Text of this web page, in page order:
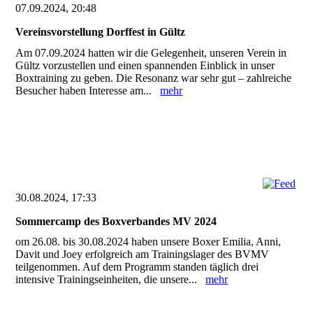
07.09.2024, 20:48
Vereinsvorstellung Dorffest in Gültz
Am 07.09.2024 hatten wir die Gelegenheit, unseren Verein in
Gültz vorzustellen und einen spannenden Einblick in unser
Boxtraining zu geben. Die Resonanz war sehr gut – zahlreiche
Besucher haben Interesse am...mehr
30.08.2024, 17:33
Sommercamp des Boxverbandes MV 2024
om 26.08. bis 30.08.2024 haben unsere Boxer Emilia, Anni,
Davit und Joey erfolgreich am Trainingslager des BVMV
teilgenommen. Auf dem Programm standen täglich drei
intensive Trainingseinheiten, die unsere...mehr